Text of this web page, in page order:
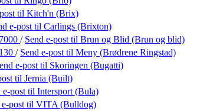
til Kitch'n (Brix)
e-post til Carlings (Brixton)
/ Send e-post til Brun og Blid (Brun og blid)
/ Send e-post til Meny (Brødrene Ringstad)
e-post til Skoringen (Bugatti)
til Jernia (Built)
e-post til Intersport (Bula)
e-post til VITA (Bulldog)